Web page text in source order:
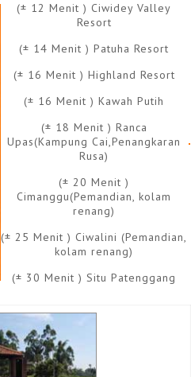
(± 12 Menit ) Ciwidey Valley
Resort
(± 14 Menit ) Patuha Resort
(± 16 Menit ) Highland Resort
(± 16 Menit ) Kawah Putih
(± 18 Menit ) Ranca
Upas(Kampung Cai,Penangkaran
Rusa)
(± 20 Menit )
Cimanggu(Pemandian, kolam
renang)
(± 25 Menit ) Ciwalini (Pemandian,
kolam renang)
(± 30 Menit ) Situ Patenggang